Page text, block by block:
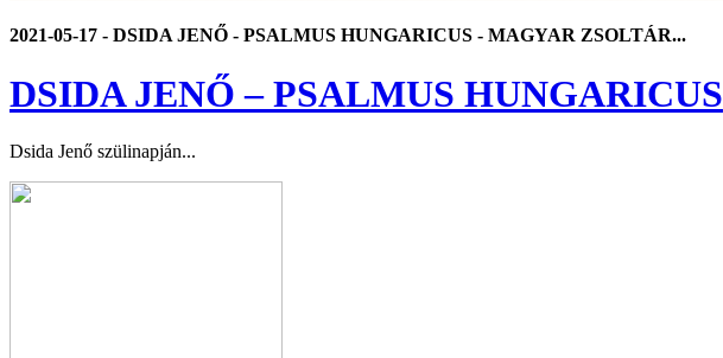
2021-05-17 - DSIDA JENŐ - PSALMUS HUNGARICUS - MAGYAR ZSOLTÁR...
DSIDA JENŐ – PSALMUS HUNGARICUS
Dsida Jenő szülinapján...